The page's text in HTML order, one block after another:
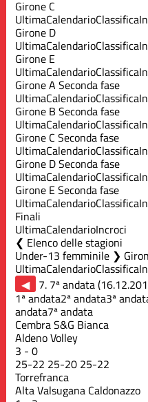
Girone C
UltimaCalendarioClassifica
Girone D
UltimaCalendarioClassifica
Girone E
UltimaCalendarioClassifica
Girone A Seconda fase
UltimaCalendarioClassifica
Girone B Seconda fase
UltimaCalendarioClassifica
Girone C Seconda fase
UltimaCalendarioClassifica
Girone D Seconda fase
UltimaCalendarioClassifica
Girone E Seconda fase
UltimaCalendarioClassifica
Finali
UltimaCalendarioIncroci
Elenco delle stagioni
Under-13 femminile ❯
UltimaCalendarioClassifica
◀ 7. 7ª andata
1ª andata2ª andata3ª
andata7ª andata
Cembra S&G Bianca
Aldeno Volley
3 -0
25-22 25-20 25-22
Torrefranca
Alta Valsugana Caldonazzo